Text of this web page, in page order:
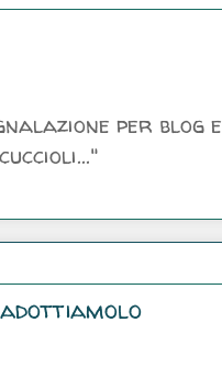
per blog e